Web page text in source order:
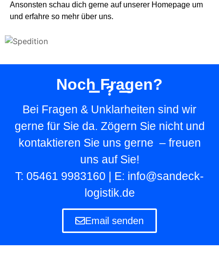
Ansonsten schau dich gerne auf unserer Homepage um
und erfahre so mehr über uns.
Noch Fragen?
Bei Fragen & Unklarheiten sind wir
gerne für Sie da. Zögern Sie nicht und
kontaktieren Sie uns gerne – freuen
uns auf Sie!
T: 05461 9983160 | E: info@sandeck-
logistik.de
Email senden